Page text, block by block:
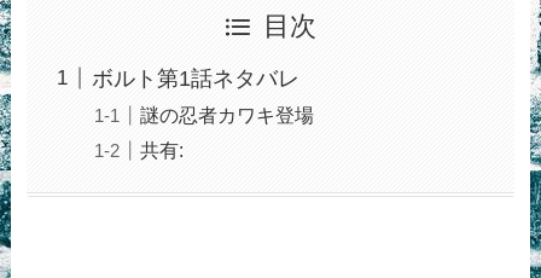
目次
ボルト第1話ネタバレ
謎の忍者カワキ登場
共有: